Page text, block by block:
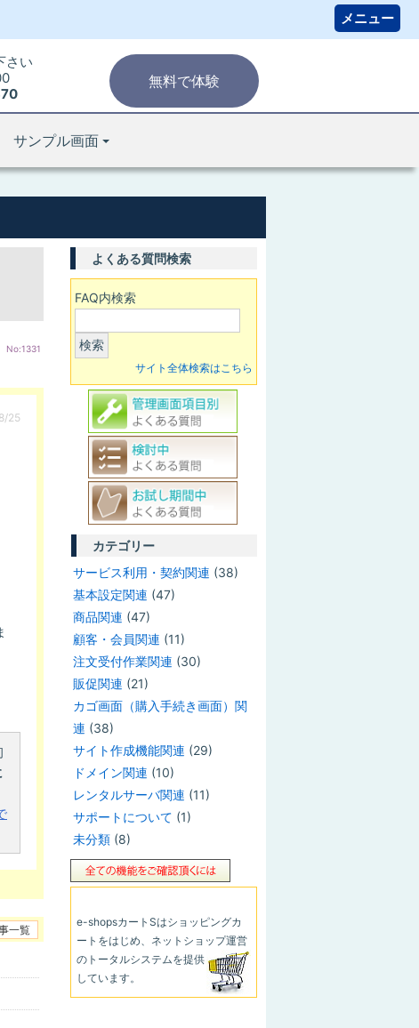
無料で体験
さい
サンプル画面
No:1331
25
一覧
よくある質問検索
FAQ内検索
検索
サイト全体検索はこちら
カテゴリー
サービス利用・契約関連 (38)
基本設定関連 (47)
商品関連 (47)
顧客・会員関連 (11)
注文受付作業関連 (30)
販促関連 (21)
カゴ画面（購入手続き画面）関
連 (38)
サイト作成機能関連 (29)
ドメイン関連 (10)
レンタルサーバ関連 (11)
サポートについて (1)
未分類(8)
e-shopsカートSはショッピングカ
ートをはじめ、ネットショップ運営
のトータルシステムを提供
しています。